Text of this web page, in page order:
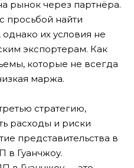
рынок через партнёра.
просьбой найти
их условия не
экспортерам. Как
которые не всегда
маржа.
стратегию,
расходы и риски
представительства в
в Гуанчжоу.